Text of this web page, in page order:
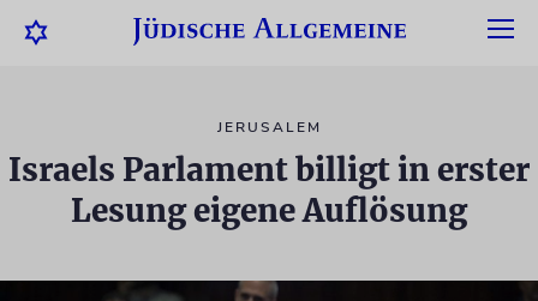
JERUSALEM
Israels Parlament billigt in erster
Lesung eigene Auflösung